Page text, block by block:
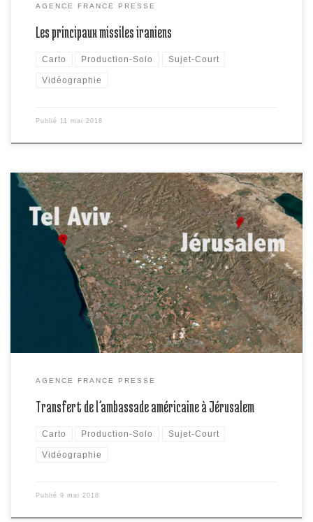
AGENCE FRANCE PRESSE
Les principaux missiles iraniens
Carto Production-Solo Sujet-Court
Vidéographie
Publié 11 mai 2018
Le transfert de l’ambassade américaine de Tel Aviv à Jérusalem en
videographie.
AGENCE FRANCE PRESSE
Transfert de l’ambassade américaine à Jérusalem
Carto Production-Solo Sujet-Court
Vidéographie
Publié 9 mai 2018